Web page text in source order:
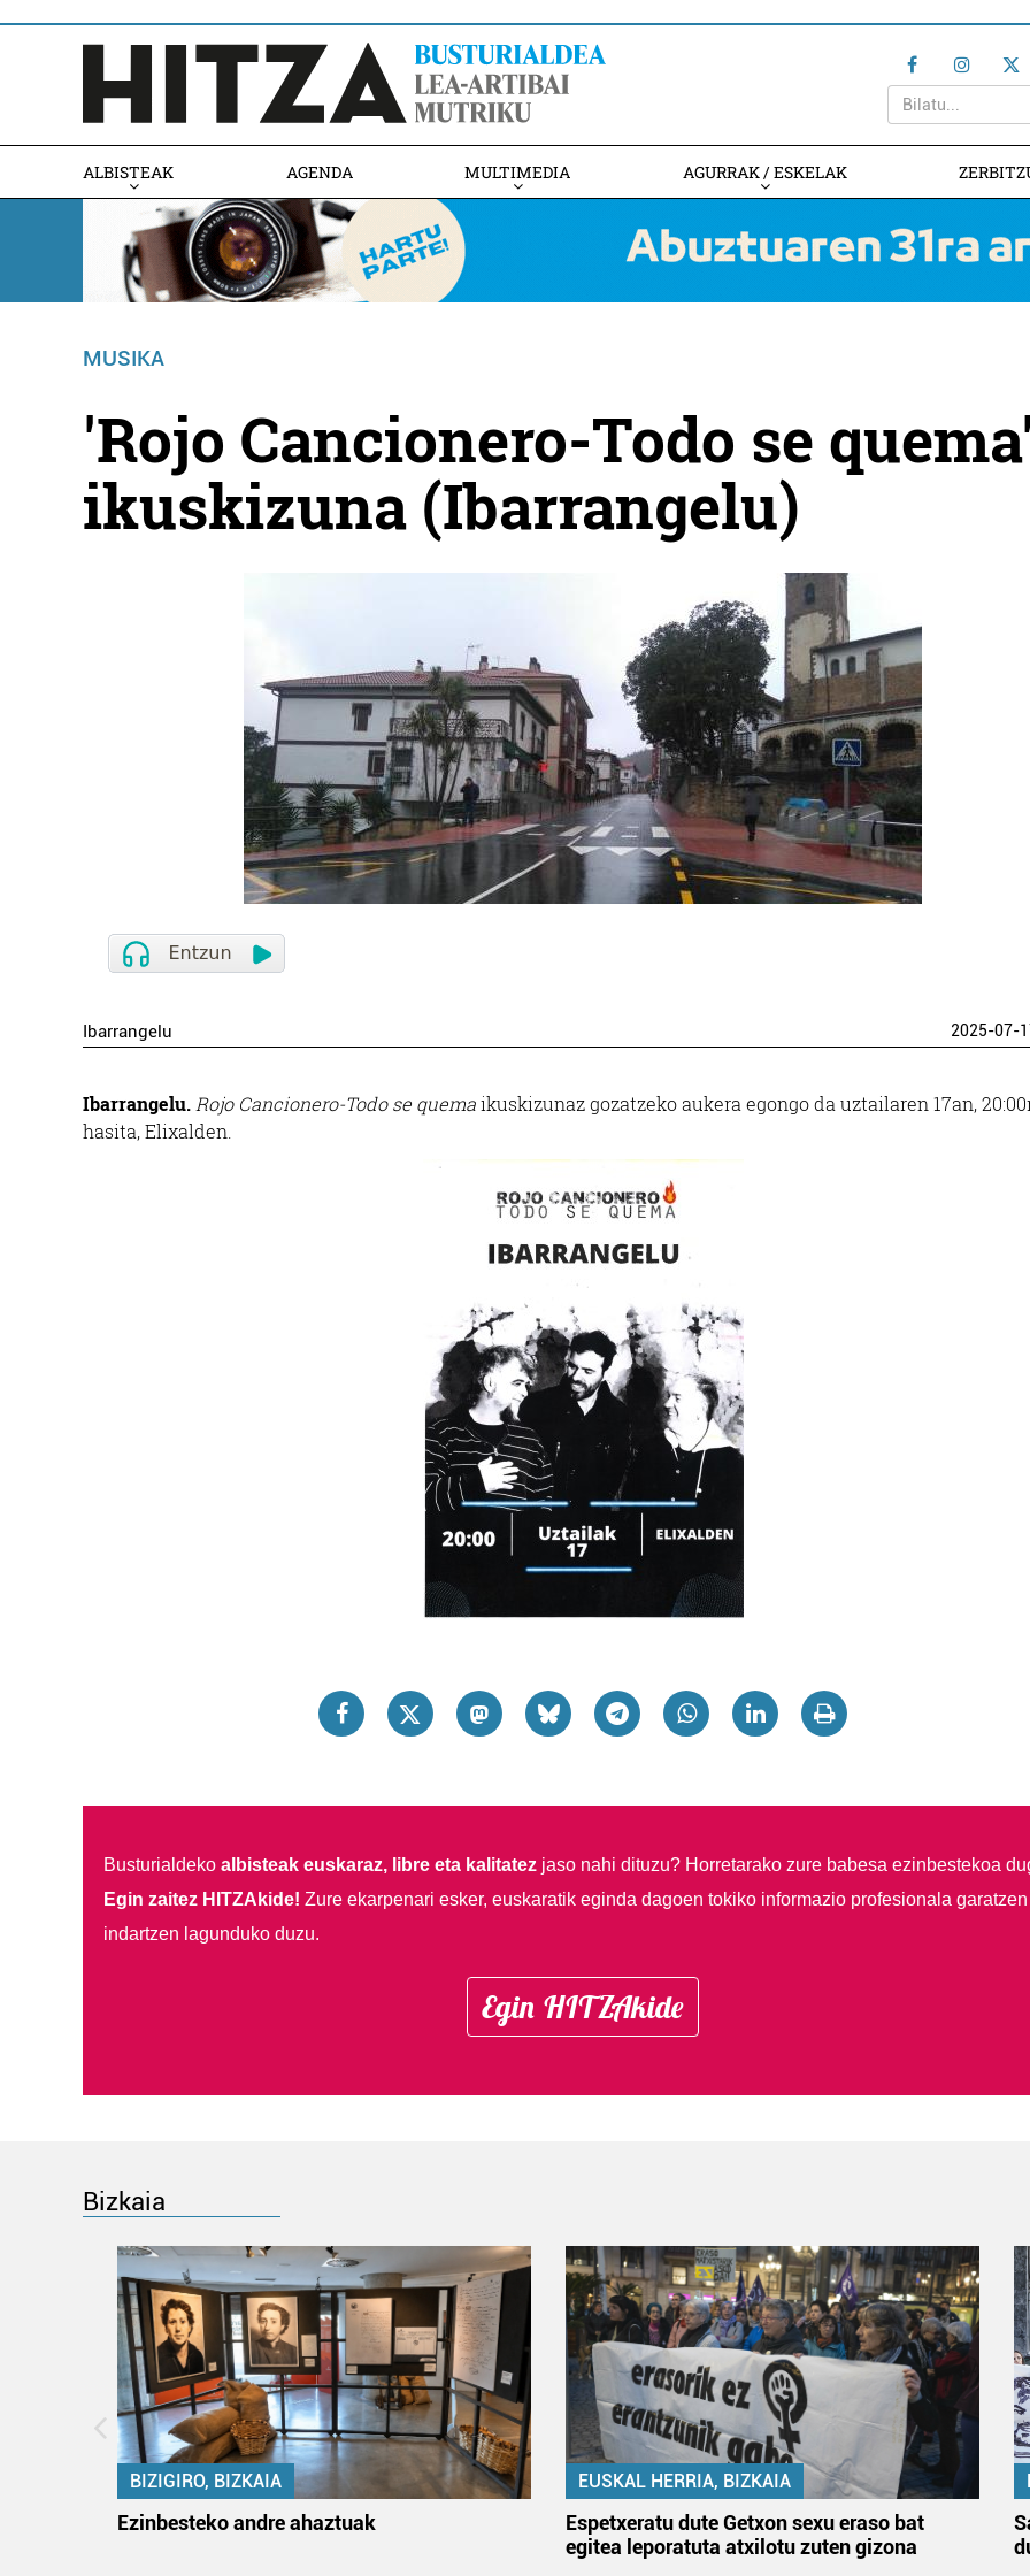
ALBISTEAK AGENDA MULTIMEDIA AGURRAK / ESKELAK
MUSIKA
'Rojo Cancionero-Todo se quema'
ikuskizuna (Ibarrangelu)
Ibarrangelu 2025-07-
Ibarrangelu. Rojo Cancionero-Todo se quemaikuskizunaz gozatzeko aukera egongo da uztailaren 17an,
hasita, Elixalden.
Busturialdeko albisteak euskaraz, libre eta kalitatezjaso nahi dituzu? Horretarako zure babesa ezinbestekoa
Egin zaitez HITZAkide! Zure ekarpenari esker, euskaratik eginda dagoen tokiko informazio profesionala garatzen
indartzen lagunduko duzu.
Egin HITZAkide
Bizkaia
BIZIGIRO, BIZKAIA
Ezinbesteko andre ahaztuak
EUSKAL HERRIA, BIZKAIA
Espetxeratu dute Getxon sexu eraso bat
egitea leporatuta atxilotu zuten gizona